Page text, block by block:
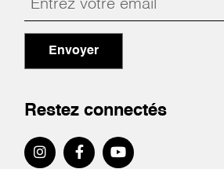
Envoyer
Restez connectés